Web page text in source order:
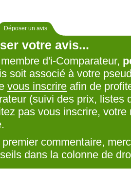
Déposer un avis
votre avis...
d'i-Comparateur,
soit associé à votre
vous inscrire afin de
(suivi des prix, listes
pas vous inscrire,
commentaire,
dans la colonne de